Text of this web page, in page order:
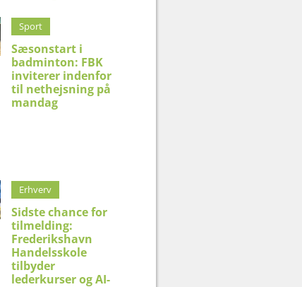
Sport
Sæsonstart i
badminton: FBK
inviterer indenfor
til nethejsning på
mandag
Erhverv
Sidste chance for
tilmelding:
Frederikshavn
Handelsskole
tilbyder
lederkurser og AI-